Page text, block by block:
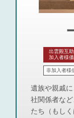
出雲殿互
加入者様
非加入者様
遺族や親戚
社関係者な
たち（もし